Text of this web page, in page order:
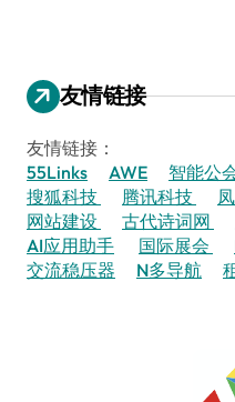
友情链接
友情链接：
55Links
AWE 智能公
搜狐科技
腾讯科技
网站建设
古代诗词网
AI应用助手
国际展会
交流稳压器
N多导航